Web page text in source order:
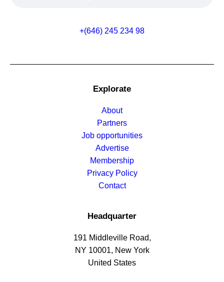
+(646) 245 234 98
Explorate
About
Partners
Job opportunities
Advertise
Membership
Privacy Policy
Contact
Headquarter
191 Middleville Road,
NY 10001, New York
United States